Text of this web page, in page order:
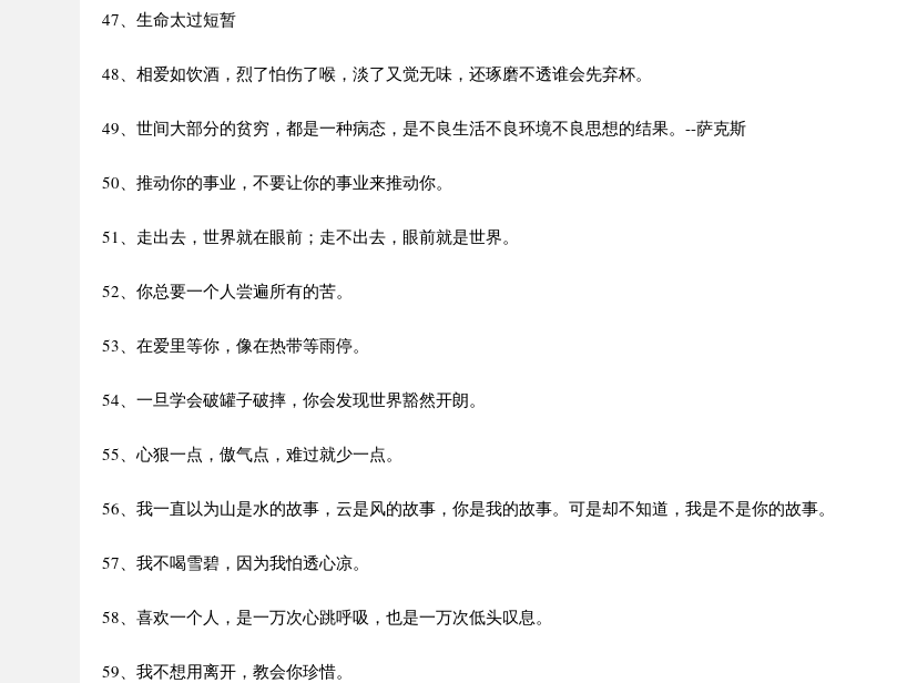
47、生命太过短暂
48、相爱如饮酒，烈了怕伤了喉，淡了又觉无味，还琢磨不透谁会先弃杯。
49、世间大部分的贫穷，都是一种病态，是不良生活不良环境不良思想的结果。--萨克斯
50、推动你的事业，不要让你的事业来推动你。
51、走出去，世界就在眼前；走不出去，眼前就是世界。
52、你总要一个人尝遍所有的苦。
53、在爱里等你，像在热带等雨停。
54、一旦学会破罐子破摔，你会发现世界豁然开朗。
55、心狠一点，傲气点，难过就少一点。
56、我一直以为山是水的故事，云是风的故事，你是我的故事。可是却不知道，我是不是你的故事。
57、我不喝雪碧，因为我怕透心凉。
58、喜欢一个人，是一万次心跳呼吸，也是一万次低头叹息。
59、我不想用离开，教会你珍惜。